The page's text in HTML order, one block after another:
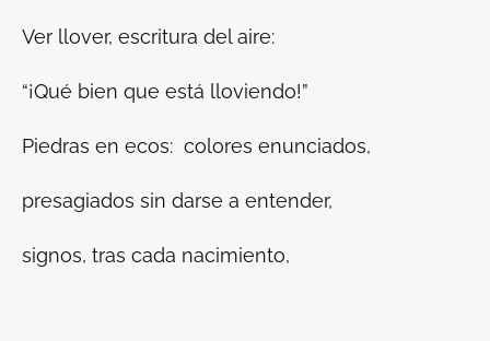
Ver llover, escritura del aire:
“¡Qué bien que está lloviendo!”
Piedras en ecos: colores enunciados,
presagiados sin darse a entender,
signos, tras cada nacimiento,